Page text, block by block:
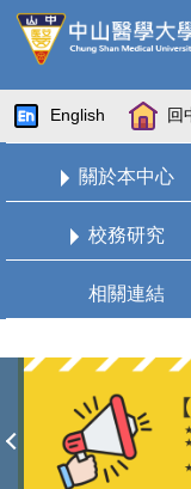
跳
到
要
內
English 回
關於本中心
校務研究
相關連結